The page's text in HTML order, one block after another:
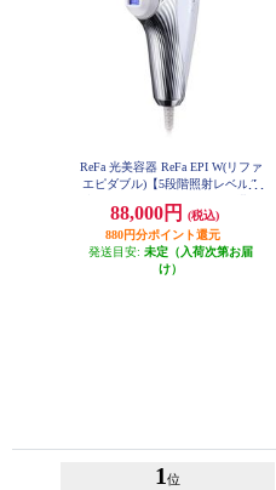
ReFa 光美容器 ReFa EPI W(リファ
エピダブル)【5段階照射レベル/L
ボディ・顔・V I O】 RE-AY-02A
88,000円
(税込)
880円分ポイント還元
発送目安: 未定（入荷次第お届
け）
1 位